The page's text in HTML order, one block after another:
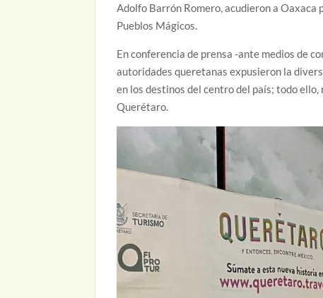
Adolfo Barrón Romero, acudieron a
Pueblos Mágicos.
En conferencia de prensa -ante medios de
autoridades queretanas expusieron la
en los destinos del centro del país; todo
Querétaro.